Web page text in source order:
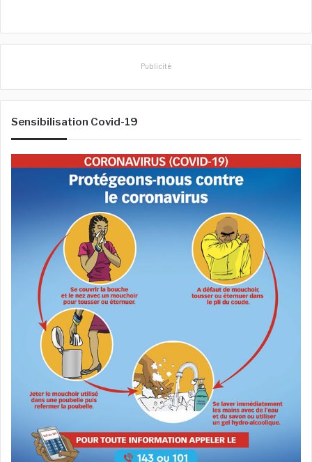
r
Publicité
Sensibilisation Covid-19